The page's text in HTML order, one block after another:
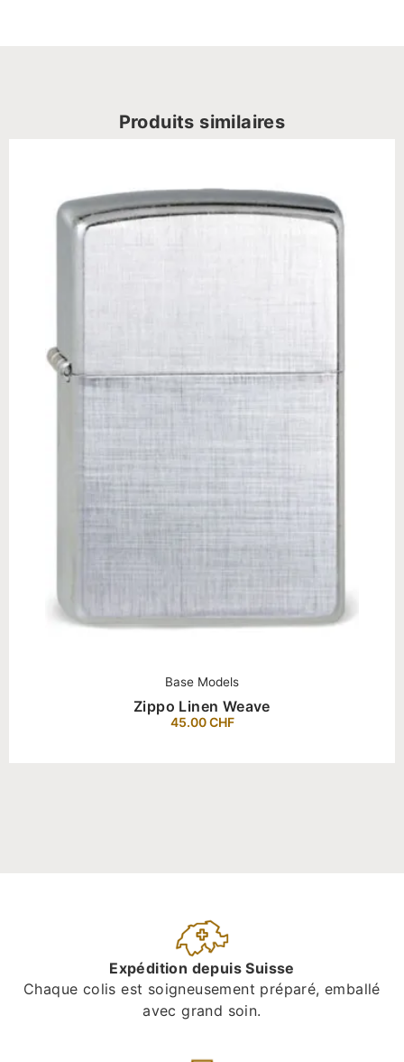
Produits similaires
Base Models
Zippo Linen Weave
45.00CHF
Expédition depuis Suisse
Chaque colis est soigneusement préparé, emballé
avec grand soin.